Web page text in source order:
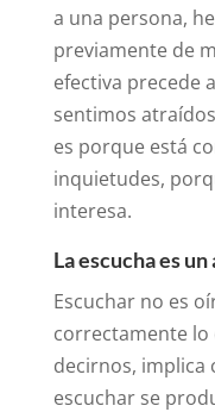
a una persona,
previamente de
efectiva precede
sentimos
es porque está
inquietudes,
interesa.
La escucha es
Escuchar no es
correctamente
decirnos, implica
escuchar se